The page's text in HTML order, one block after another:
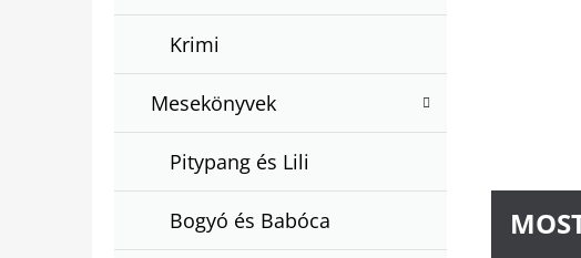
Krimi
Mesekönyvek
Pitypang és Lili
Bogyó és Babóca